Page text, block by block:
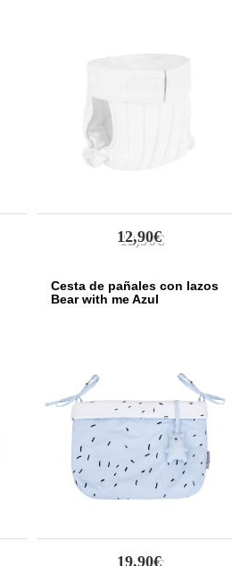
12,90€
Cesta de pañales con lazos
Bear with me Azul
19,90€